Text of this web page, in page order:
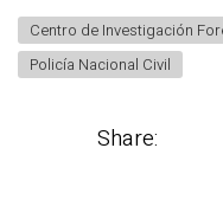
Centro de Investigación
Policía Nacional Civil
Share: